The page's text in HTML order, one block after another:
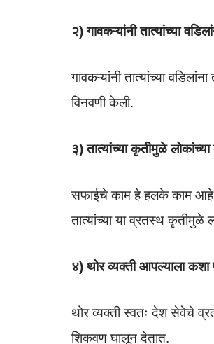
२) गावकऱ्यांनी तात्यांच्या
गावकऱ्यांनी तात्यांच्या
विनवणी केली.
३) तात्यांच्या कृतीमुळे
सफाईचे काम हे हलके काम आहे,
तात्यांच्या या व्रतस्थ कृतीमुळे
४) थोर व्यक्ती आपल्याला
थोर व्यक्ती स्वतः देश सेवेचे
शिकवण घालून देतात.